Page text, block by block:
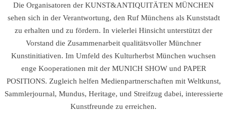
Die Organisatoren der KUNST&ANTIQUITÄTEN MÜNCHEN
sehen sich in der Verantwortung, den Ruf Münchens als Kunststadt
zu erhalten und zu fördern. In vielerlei Hinsicht unterstützt der
Vorstand die Zusammenarbeit qualitätsvoller Münchner
Kunstinitiativen. Im Umfeld des Kulturherbst München wuchsen
enge Kooperationen mit der MUNICH SHOW und PAPER
POSITIONS. Zugleich helfen Medienpartnerschaften mit Weltkunst,
Sammlerjournal, Mundus, Heritage, und Streifzug dabei, interessierte
Kunstfreunde zu erreichen.